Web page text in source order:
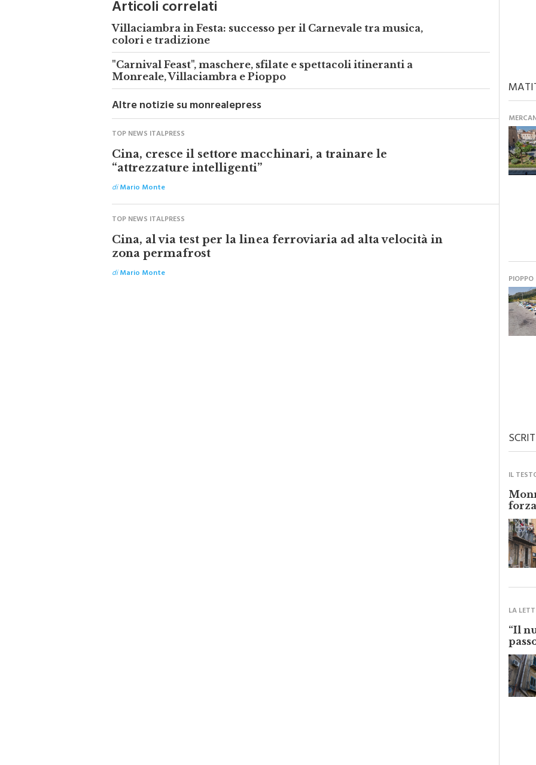
Articoli correlati
Villaciambra in Festa: successo per il Carnevale tra musica,
colori e tradizione
"Carnival Feast", maschere, sfilate e spettacoli itineranti a
Monreale, Villaciambra e Pioppo
Altre notizie su monrealepress
Cina, cresce il settore macchinari, a trainare le
“attrezzature intelligenti”
Cina, al via test per la linea ferroviaria ad alta velocità in
zona permafrost
PIOPPO
“Il